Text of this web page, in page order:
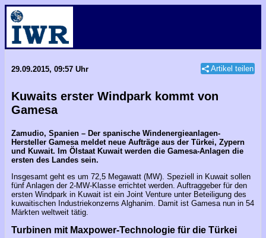
29.09.2015, 09:57 Uhr Artikel teilen
Kuwaits erster Windpark kommt von
Gamesa
Zamudio, Spanien – Der spanische Windenergieanlagen-
Hersteller Gamesa meldet neue Aufträge aus der Türkei, Zypern
und Kuwait. Im Ölstaat Kuwait werden die Gamesa-Anlagen die
ersten des Landes sein.
Insgesamt geht es um 72,5 Megawatt (MW). Speziell in Kuwait sollen
fünf Anlagen der 2-MW-Klasse errichtet werden. Auftraggeber für den
ersten Windpark in Kuwait ist ein Joint Venture unter Beteiligung des
kuwaitischen Industriekonzerns Alghanim. Damit ist Gamesa nun in 54
Märkten weltweit tätig.
Turbinen mit Maxpower-Technologie für die Türkei